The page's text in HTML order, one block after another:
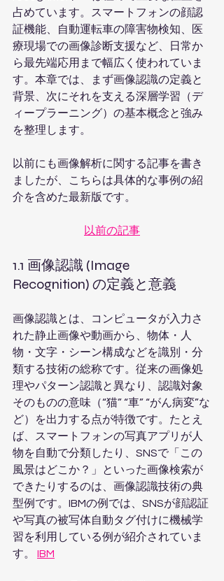
占めています。スマートフォンの顔認
証機能、自動運転車の障害物検知、医
療現場での画像診断支援など、日常か
ら最先端応用まで幅広く使われていま
す。本章では、まず画像認識の定義と
背景、次にそれを支える深層学習（デ
ィープラーニング）の基本概念と強み
を整理します。
以前にも画像解析に関する記事を書き
ましたが、こちらは具体的な事例の紹
介を含めた最新版です。
以前の記事
1.1 画像認識 (Image
Recognition) の定義と意義
画像認識とは、コンピュータが入力さ
れた静止画像や動画から、物体・人
物・文字・シーン構成などを識別・分
類する技術の総称です。従来の画像処
理やパターン認識と異なり、認識対象
そのものの意味（“猫” “車” “がん病変”な
ど）を出力する点が特徴です。たとえ
ば、スマートフォンの写真アプリが人
物を自動で分類したり、SNSで「この
風景はどこか？」といった画像検索が
できたりするのは、画像認識技術の典
型例です。IBMの例では、SNSが顔認証
や写真の被写体自動タグ付けに機械学
習を利用している例が紹介されていま
す。 IBM